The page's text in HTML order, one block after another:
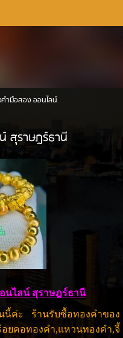
ามือสอง ออนไลน์
สุราษฎร์ธานี
นไลน์ สุราษฎร์ธานี
นี้ค่ะ ร้านรับซื้อทองคำของ
คอทองคำ,แหวนทองคำ,จี้